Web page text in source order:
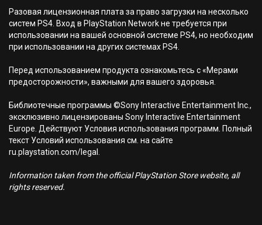
Разовая лицензионная плата за право загрузки на несколько
систем PS4. Вход в PlayStation Network не требуется при
использовании на вашей основной системе PS4, но необходим
при использовании на других системах PS4.
Перед использованием продукта ознакомьтесь с «Мерами
предосторожности», важными для вашего здоровья.
Библиотечные программы ©Sony Interactive Entertainment Inc.,
эксклюзивно лицензированы Sony Interactive Entertainment
Europe. Действуют Условия использования программ. Полный
текст Условий использования см. на сайте
ru.playstation.com/legal.
Information taken from the official PlayStation Store website, all
rights reserved.